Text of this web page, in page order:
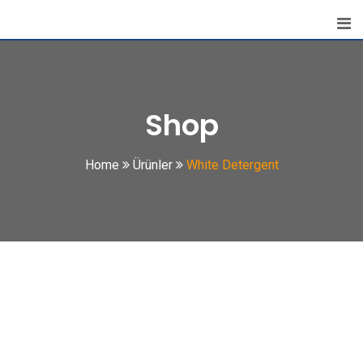
Shop
Home Ürünler White Detergent